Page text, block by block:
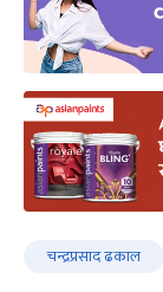
चन्द्रप्रसाद ढकाल